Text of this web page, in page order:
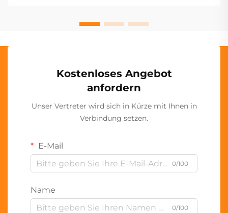
Kostenloses Angebot
anfordern
Unser Vertreter wird sich in Kürze mit Ihnen in
Verbindung setzen.
E-Mail
0/100
Name
0/100